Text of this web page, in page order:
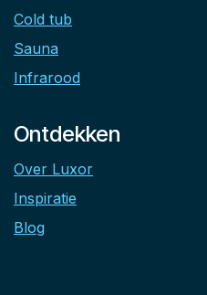
Cold tub
Sauna
Infrarood
Ontdekken
Over Luxor
Inspiratie
Blog